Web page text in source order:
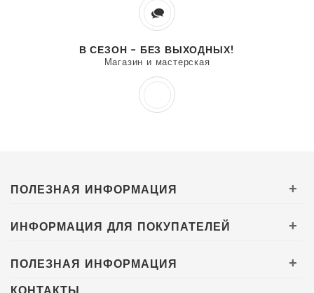
В СЕЗОН - БЕЗ ВЫХОДНЫХ!
Магазин и мастерская
ПОЛЕЗНАЯ ИНФОРМАЦИЯ +
ИНФОРМАЦИЯ ДЛЯ ПОКУПАТЕЛЕЙ +
ПОЛЕЗНАЯ ИНФОРМАЦИЯ +